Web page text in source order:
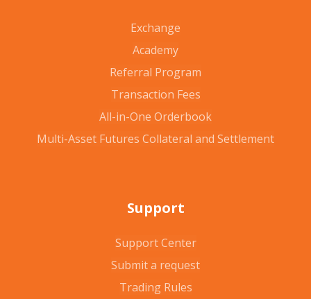
Exchange
Academy
Referral Program
Transaction Fees
All-in-One Orderbook
Multi-Asset Futures Collateral and Settlement
Support
Support Center
Submit a request
Trading Rules